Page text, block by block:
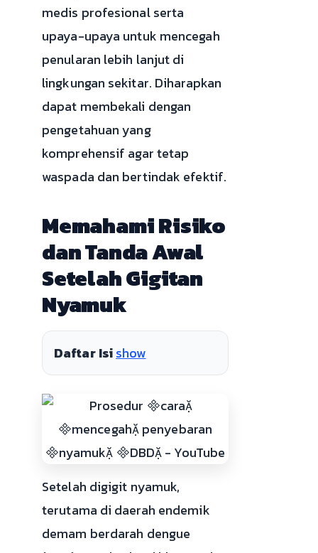
medis profesional serta
upaya-upaya untuk mencegah
penularan lebih lanjut di
lingkungan sekitar. Diharapkan
dapat membekali dengan
pengetahuan yang
komprehensif agar tetap
waspada dan bertindak efektif.
Memahami Risiko
dan Tanda Awal
Setelah Gigitan
Nyamuk
Daftar Isishow
Setelah digigit nyamuk,
terutama di daerah endemik
demam berdarah dengue